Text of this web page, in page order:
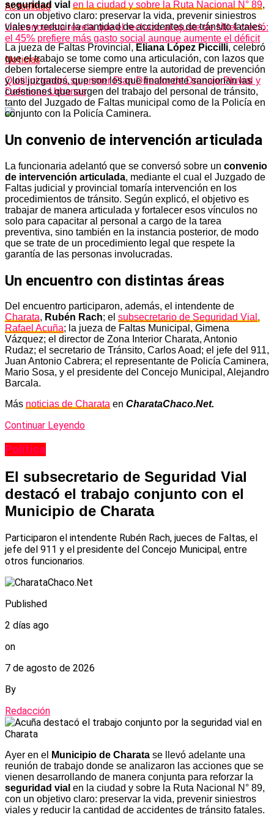
Actualidad
Una encuesta revela que el rechazo al ajuste de Milei creció:
el 45% prefiere más gasto social aunque aumente el déficit
Noticias
Quitilipi tendrá su primer Plan Director de Drenaje Pluvial y
Defensas Urbanas
seguridad vial en la ciudad y sobre la Ruta Nacional N° 89,
con un objetivo claro: preservar la vida, prevenir siniestros
viales y reducir la cantidad de accidentes de tránsito fatales.
La jueza de Faltas Provincial, Eliana López Piccilli, celebró
que el trabajo se tome como una articulación, con lazos que
deben fortalecerse siempre entre la autoridad de prevención
y los juzgados, que son los que finalmente sancionan las
cuestiones que surgen del trabajo del personal de tránsito,
tanto del Juzgado de Faltas municipal como de la Policía en
conjunto con la Policía Caminera.
Un convenio de intervención articulada
La funcionaria adelantó que se conversó sobre un convenio
de intervención articulada, mediante el cual el Juzgado de
Faltas judicial y provincial tomaría intervención en los
procedimientos de tránsito. Según explicó, el objetivo es
trabajar de manera articulada y fortalecer esos vínculos no
solo para capacitar al personal a cargo de la tarea
preventiva, sino también en la instancia posterior, de modo
que se trate de un procedimiento legal que respete la
garantía de las personas involucradas.
Un encuentro con distintas áreas
Del encuentro participaron, además, el intendente de
Charata, Rubén Rach; el subsecretario de Seguridad Vial,
Rafael Acuña; la jueza de Faltas Municipal, Gimena
Vázquez; el director de Zona Interior Charata, Antonio
Rudaz; el secretario de Tránsito, Carlos Aoad; el jefe del 911,
Juan Antonio Cabrera; el representante de Policía Caminera,
Mario Sosa, y el presidente del Concejo Municipal, Alejandro
Barcala.
Más noticias de Charata en CharataChaco.Net.
Continuar Leyendo
Política
El subsecretario de Seguridad Vial
destacó el trabajo conjunto con el
Municipio de Charata
Participaron el intendente Rubén Rach, jueces de Faltas, el
jefe del 911 y el presidente del Concejo Municipal, entre
otros funcionarios.
Published
2 días ago
on
7 de agosto de 2026
By
Redacción
Ayer en el Municipio de Charata se llevó adelante una
reunión de trabajo donde se analizaron las acciones que se
vienen desarrollando de manera conjunta para reforzar la
seguridad vial en la ciudad y sobre la Ruta Nacional N° 89,
con un objetivo claro: preservar la vida, prevenir siniestros
viales y reducir la cantidad de accidentes de tránsito fatales.